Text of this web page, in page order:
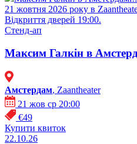
21 жовтня 2026 року в
Відкриття дверей 19:00.
Стенд-ап
Максим Галкін в
Амстердам, Zaantheater
21 жов ср 20:00
€49
Купити квиток
22.10.26